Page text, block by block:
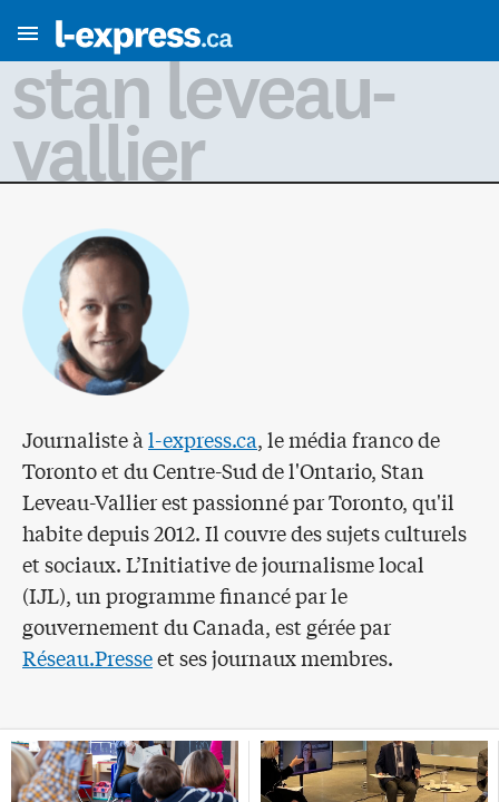
stan leveau-
vallier
Journaliste àl-express.ca, le média franco de
Toronto et du Centre-Sud de l'Ontario, Stan
Leveau-Vallier est passionné par Toronto, qu'il
habite depuis 2012. Il couvre des sujets culturels
et sociaux. L’Initiative de journalisme local
(IJL), un programme financé par le
gouvernement du Canada, est gérée par
Réseau.Presseet ses journaux membres.